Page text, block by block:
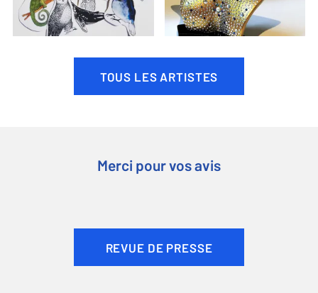
TOUS LES ARTISTES
Merci pour vos avis
REVUE DE PRESSE